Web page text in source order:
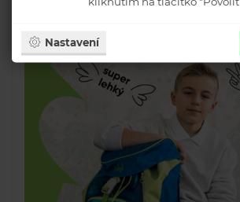
Nastavení